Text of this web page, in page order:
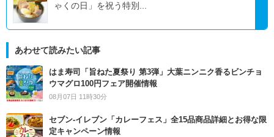
ゃくの日」を祝う特別...
あわせて読みたい記事
はま寿司「旨ねた夏祭り 第3弾」大葉ニンニク香るビンチョ
ウマグロ100円フェア開催情報
08月07日 11時30分
セブン‐イレブン「カレーフェス」全15品商品詳細とお得な限
定キャンペーン情報